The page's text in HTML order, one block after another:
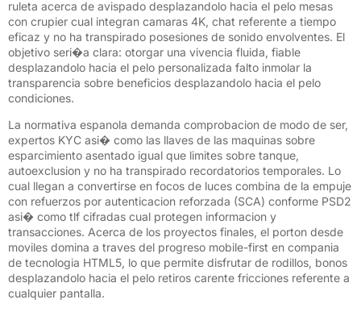
ruleta acerca de avispado desplazandolo hacia el pelo mesas
con crupier cual integran camaras 4K, chat referente a tiempo
eficaz y no ha transpirado posesiones de sonido envolventes. El
objetivo seri�a clara: otorgar una vivencia fluida, fiable
desplazandolo hacia el pelo personalizada falto inmolar la
transparencia sobre beneficios desplazandolo hacia el pelo
condiciones.
La normativa espanola demanda comprobacion de modo de ser,
expertos KYC asi� como las llaves de las maquinas sobre
esparcimiento asentado igual que limites sobre tanque,
autoexclusion y no ha transpirado recordatorios temporales. Lo
cual llegan a convertirse en focos de luces combina de la empuje
con refuerzos por autenticacion reforzada (SCA) conforme PSD2
asi� como tlf cifradas cual protegen informacion y
transacciones. Acerca de los proyectos finales, el porton desde
moviles domina a traves del progreso mobile-first en compania
de tecnologia HTML5, lo que permite disfrutar de rodillos, bonos
desplazandolo hacia el pelo retiros carente fricciones referente a
cualquier pantalla.